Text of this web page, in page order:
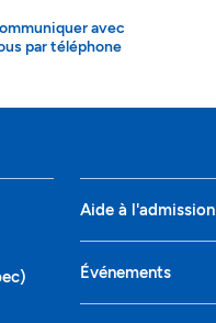
avec
par téléphone
Aide à l'admission
Événements